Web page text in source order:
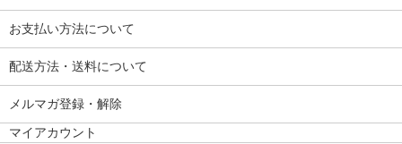
お支払い方法について
配送方法・送料について
メルマガ登録・解除
マイアカウント